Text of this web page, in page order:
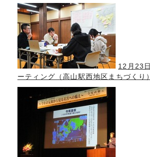
12月23
ーティング（高山駅西地区まちづくり